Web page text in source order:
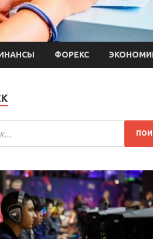
ФОРЕКС